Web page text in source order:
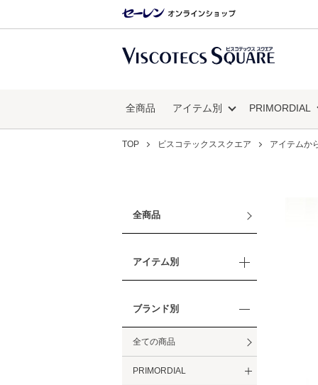
全商品 アイテム別 PRIMORDIAL
TOP ビスコテックススクエア アイテムか
全商品
アイテム別
ブランド別
全ての商品
PRIMORDIAL